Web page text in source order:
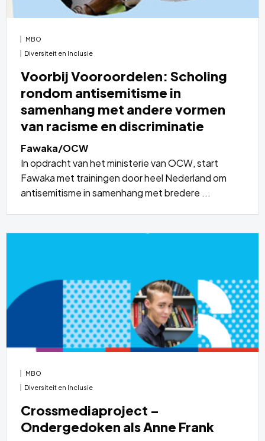
MBO
Diversiteit en Inclusie
Voorbij Vooroordelen: Scholing
rondom antisemitisme in
samenhang met andere vormen
van racisme en discriminatie
Fawaka/OCW
In opdracht van het ministerie van OCW, start
Fawaka met trainingen door heel Nederland om
antisemitisme in samenhang met bredere ...
meer
MBO
Diversiteit en Inclusie
Crossmediaproject –
Ondergedoken als Anne Frank